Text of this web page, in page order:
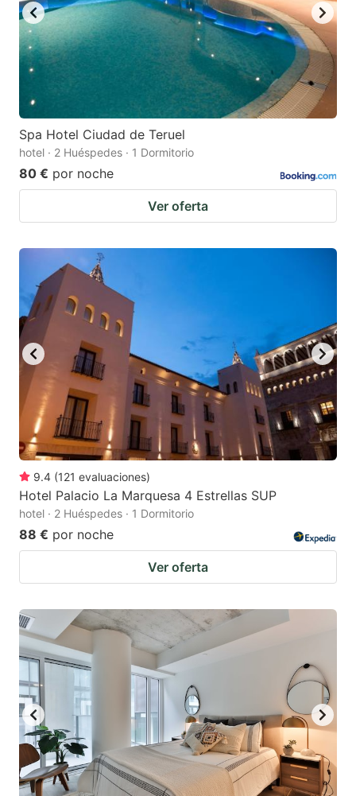
Spa Hotel Ciudad de Teruel
hotel · 2 Huéspedes · 1 Dormitorio
80 € por noche
Ver oferta
9.4 (121 evaluaciones)
Hotel Palacio La Marquesa 4 Estrellas SUP
hotel · 2 Huéspedes · 1 Dormitorio
88 € por noche
Ver oferta